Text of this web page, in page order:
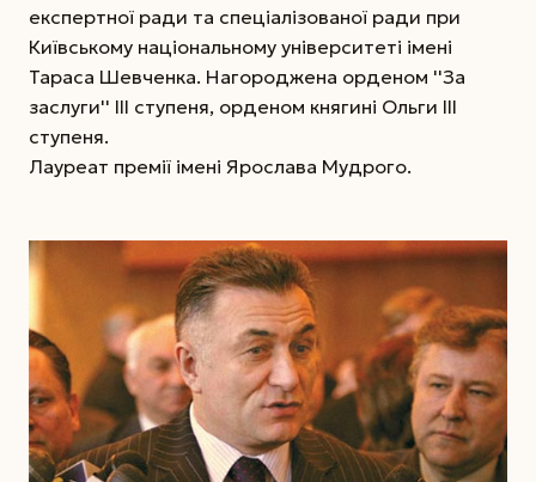
експертної ради та спеціалізованої ради при
Київському національному університеті імені
Тараса Шевченка. Нагороджена орденом ''За
заслуги'' III ступеня, орденом княгині Ольги III
ступеня.
Лауреат премії імені Ярослава Мудрого.